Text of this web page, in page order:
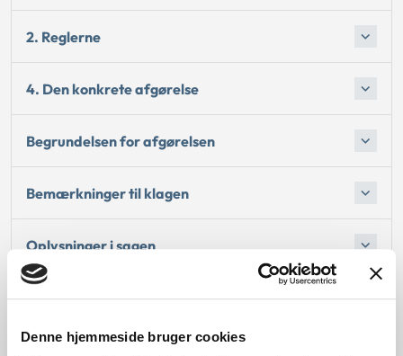
Denne hjemmeside bruger cookies
2. Reglerne
4. Den konkrete afgørelse
Begrundelsen for afgørelsen
Bemærkninger til klagen
Oplysninger i sagen
Dato for underskrift